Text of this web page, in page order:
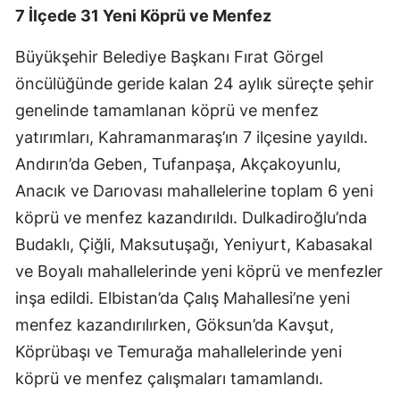
7 İlçede 31 Yeni Köprü ve Menfez
Büyükşehir Belediye Başkanı Fırat Görgel
öncülüğünde geride kalan 24 aylık süreçte şehir
genelinde tamamlanan köprü ve menfez
yatırımları, Kahramanmaraş’ın 7 ilçesine yayıldı.
Andırın’da Geben, Tufanpaşa, Akçakoyunlu,
Anacık ve Darıovası mahallelerine toplam 6 yeni
köprü ve menfez kazandırıldı. Dulkadiroğlu’nda
Budaklı, Çiğli, Maksutuşağı, Yeniyurt, Kabasakal
ve Boyalı mahallelerinde yeni köprü ve menfezler
inşa edildi. Elbistan’da Çalış Mahallesi’ne yeni
menfez kazandırılırken, Göksun’da Kavşut,
Köprübaşı ve Temurağa mahallelerinde yeni
köprü ve menfez çalışmaları tamamlandı.